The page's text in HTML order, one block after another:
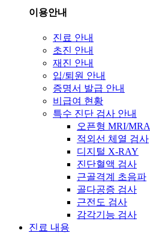
이용안내
진료 안내
초진 안내
재진 안내
입/퇴원 안내
증명서 발급 안내
비급여 현황
특수 진단 검사 안내
오픈형 MRI/MRA
적외선 체열 검사
디지털 X-RAY
진단혈액 검사
근골격계 초음파
골다공증 검사
근전도 검사
감각기능 검사
진료 내용